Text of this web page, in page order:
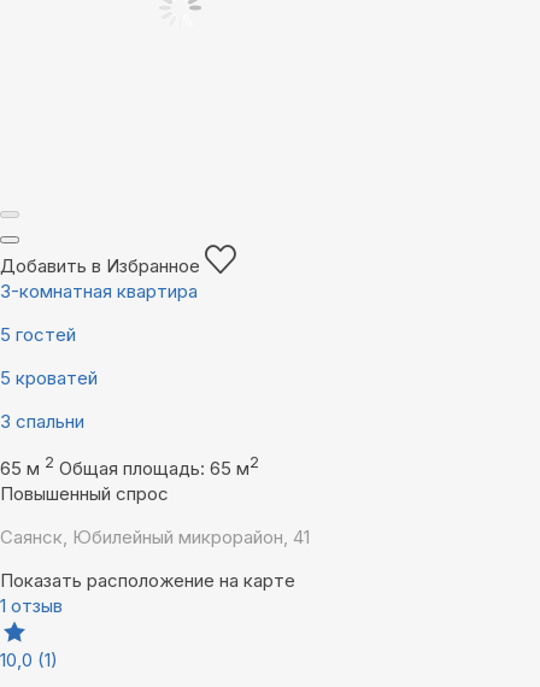
Добавить в Избранное
3-комнатная квартира
5 гостей
5 кроватей
3 спальни
65 м 2 Общая площадь: 65 м2
Повышенный спрос
Саянск, Юбилейный микрорайон, 41
Показать расположение на карте
1 отзыв
10,0 (1)